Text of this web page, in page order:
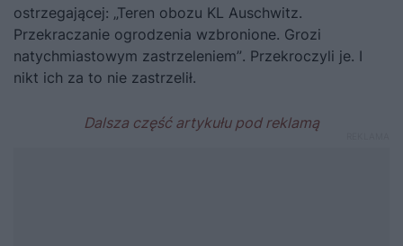
ostrzegającej: „Teren obozu KL Auschwitz.
Przekraczanie ogrodzenia wzbronione. Grozi
natychmiastowym zastrzeleniem”. Przekroczyli je. I
nikt ich za to nie zastrzelił.